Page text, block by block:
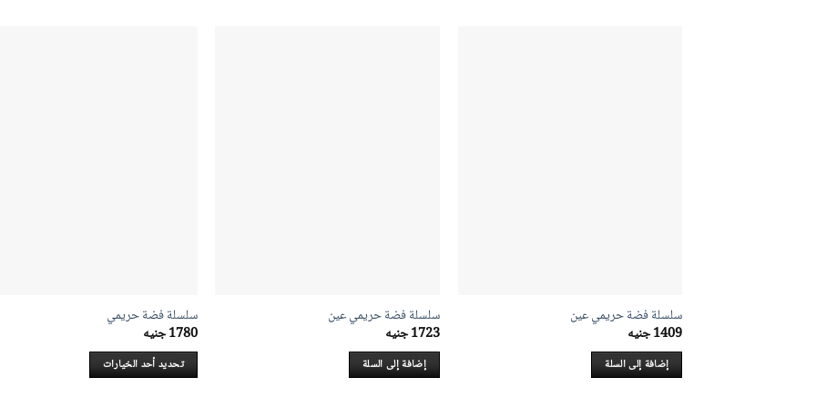
سلسلة فضة حريمي عين
1409جنيه
إضافة إلى السلة
سلسلة فضة حريمي عين
1723جنيه
إضافة إلى السلة
سلسلة فضة حريمي
1780جنيه
تحديد أحد الخيارات